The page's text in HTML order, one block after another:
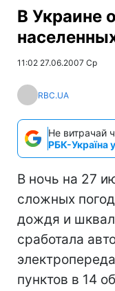
В Украине
11:02 27.06.2007 Ср
RBC.UA
Не витрачай
РБК-Україна
В ночь на 27
сложных
дождя и
сработала
пунктов в 14